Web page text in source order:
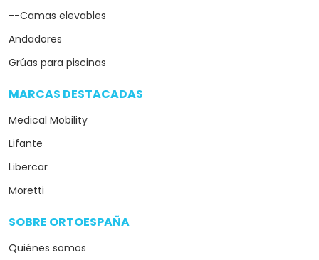
--Camas elevables
Andadores
Grúas para piscinas
MARCAS DESTACADAS
Medical Mobility
Lifante
Libercar
Moretti
SOBRE ORTOESPAÑA
Quiénes somos